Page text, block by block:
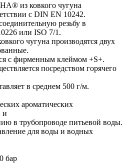
из ковкого чугуна
с DIN EN 10242.
резьбу в
или ISO 7/1.
чугуна производятся двух
с фирменным клеймом +S+.
посредством горячего
в среднем 500 г/м.
ароматических
и
в трубопроводе питьевой воды.
для воды и водных
бар